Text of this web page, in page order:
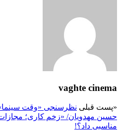
vaghte cinema
«پست قبلی نظرسنجی «وقت سینما»
حسین مهدویان/ «زخم کاری؛
مناسبی داد؟!